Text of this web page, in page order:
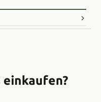
einkaufen?